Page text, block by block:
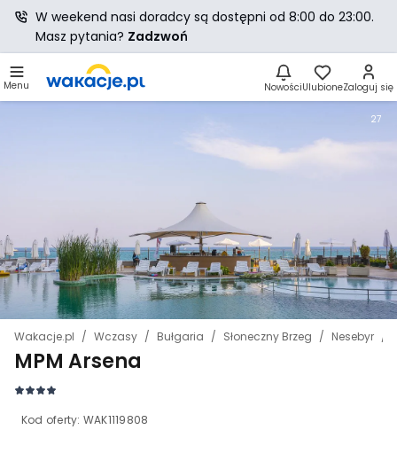
Menu NowościUlubioneZaloguj się
Wakacje.pl Wczasy Bułgaria Słoneczny Brzeg Nesebyr
MPM Arsena
Kod oferty: WAK1119808
27
W weekend nasi doradcy są dostępni od 8:00 do 23:00.
Masz pytania? Zadzwoń